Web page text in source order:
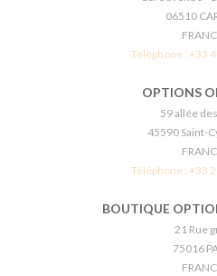
06510
Téléphone : +33
OPTIONS
59 allée
45590 Saint-
Téléphone : +33
BOUTIQUE
21 Rue
75016